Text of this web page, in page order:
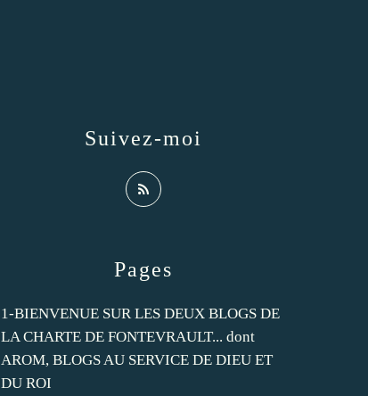
Pages
1-BIENVENUE SUR LES DEUX BLOGS DE
LA CHARTE DE FONTEVRAULT... dont
AROM, BLOGS AU SERVICE DE DIEU ET
DU ROI
Suivez-moi